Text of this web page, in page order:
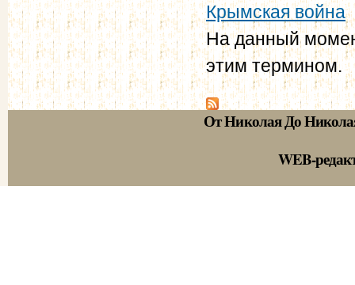
Крымская война
На данный
этим термином.
От Николая До
WEB-